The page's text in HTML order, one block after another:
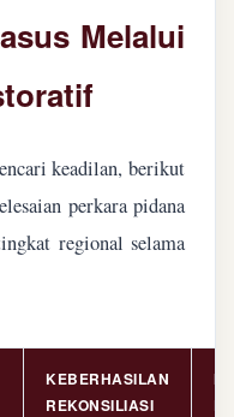
Melalui
keadilan, berikut
perkara pidana
regional selama
KEBERHASILAN
REKONSILIASI